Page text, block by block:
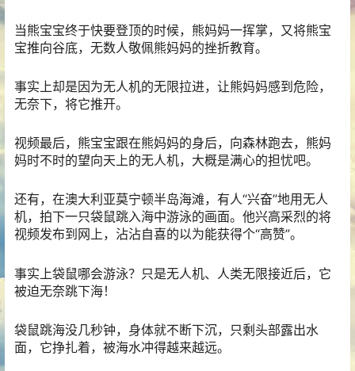
当熊宝宝终于快要登顶的时候，熊妈妈一挥掌，又将熊宝
宝推向谷底，无数人敬佩熊妈妈的挫折教育。
事实上却是因为无人机的无限拉进，让熊妈妈感到危险，
无奈下，将它推开。
视频最后，熊宝宝跟在熊妈妈的身后，向森林跑去，熊妈
妈时不时的望向天上的无人机，大概是满心的担忧吧。
还有，在澳大利亚莫宁顿半岛海滩，有人“兴奋”地用无人
机，拍下一只袋鼠跳入海中游泳的画面。他兴高采烈的将
视频发布到网上，沾沾自喜的以为能获得个“高赞”。
事实上袋鼠哪会游泳？只是无人机、人类无限接近后，它
被迫无奈跳下海！
袋鼠跳海没几秒钟，身体就不断下沉，只剩头部露出水
面，它挣扎着，被海水冲得越来越远。